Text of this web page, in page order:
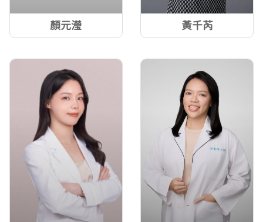
顏元瀅 黃千芮